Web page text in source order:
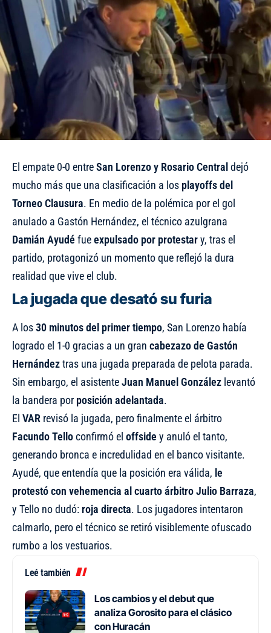
El empate 0-0 entreSan Lorenzo y Rosario Centraldejó
mucho más que una clasificación a los playoffs del
Torneo Clausura. En medio de la polémica por el gol
anulado a Gastón Hernández, el técnico azulgrana
Damián Ayudé fueexpulsado por protestary, tras el
partido, protagonizó un momento que reflejó la dura
realidad que vive el club.
La jugada que desató su furia
A los30 minutos del primer tiempo, San Lorenzo había
logrado el 1-0 gracias a un gran cabezazo de Gastón
Hernándeztras una jugada preparada de pelota parada.
Sin embargo, el asistenteJuan Manuel González levantó
la bandera por posición adelantada.
El VAR revisó la jugada, pero finalmente el árbitro
Facundo Telloconfirmó el offside y anuló el tanto,
generando bronca e incredulidad en el banco visitante.
Ayudé, que entendía que la posición era válida, le
protestó con vehemencia al cuarto árbitro Julio Barraza,
y Tello no dudó: roja directa. Los jugadores intentaron
calmarlo, pero el técnico se retiró visiblemente ofuscado
rumbo a los vestuarios.
Leé también
Los cambios y el debut que
analiza Gorosito para el clásico
con Huracán